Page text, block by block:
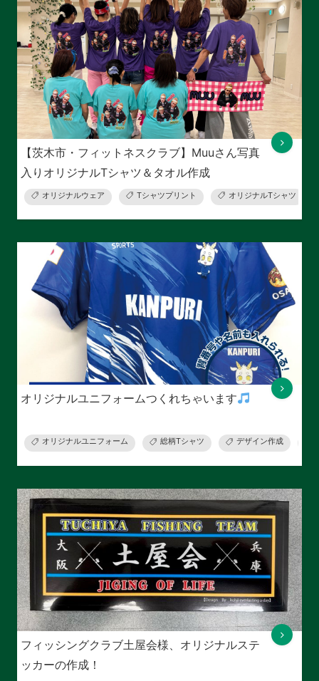
【茨木市・フィットネスクラブ】Muuさん写真
入りオリジナルTシャツ＆タオル作成
オリジナルウェア Tシャツプリント オリジナルTシャツ
オリジナルユニフォームつくれちゃいます
オリジナルユニフォーム 総柄Tシャツ デザイン作成
フィッシングクラブ土屋会様、オリジナルステ
ッカーの作成！